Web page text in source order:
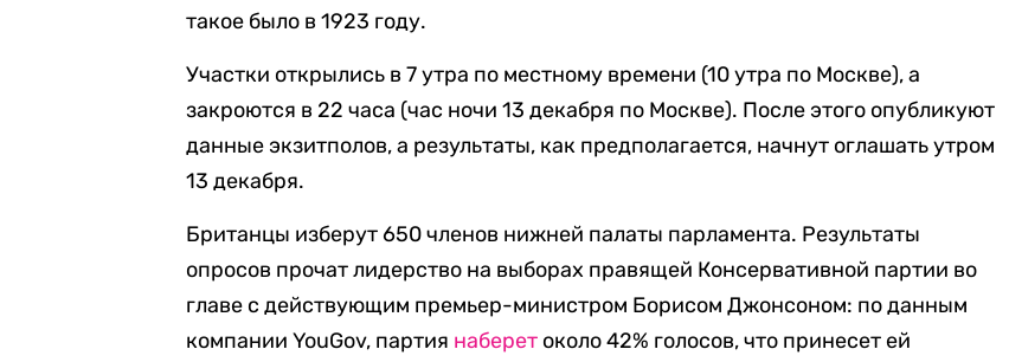
такое было в 1923 году.
Участки открылись в 7 утра по местному времени (10 утра по Москве), а
закроются в 22 часа (час ночи 13 декабря по Москве). После этого опубликуют
данные экзитполов, а результаты, как предполагается, начнут оглашать утром
13 декабря.
Британцы изберут 650 членов нижней палаты парламента. Результаты
опросов прочат лидерство на выборах правящей Консервативной партии во
главе с действующим премьер-министром Борисом Джонсоном: по данным
компании YouGov, партия наберет около 42% голосов, что принесет ей